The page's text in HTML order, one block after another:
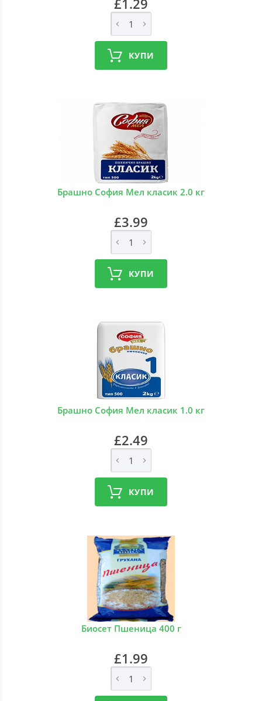
£1.29
КУПИ
Брашно София Мел класик 2.0 кг
£3.99
КУПИ
Брашно София Мел класик 1.0 кг
£2.49
КУПИ
Биосет Пшеница 400 г
£1.99